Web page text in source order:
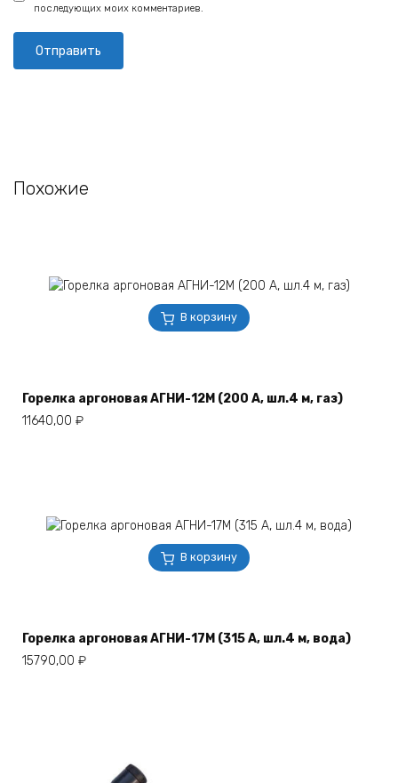
последующих моих комментариев.
Похожие
В корзину
Горелка аргоновая АГНИ-12М (200 А, шл.4 м, газ)
11640,00 ₽
В корзину
Горелка аргоновая АГНИ-17М (315 А, шл.4 м, вода)
15790,00 ₽